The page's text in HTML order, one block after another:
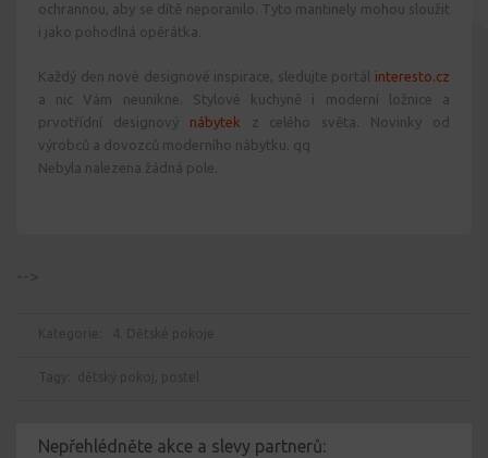
ochrannou, aby se dítě neporanilo. Tyto mantinely mohou sloužit
i jako pohodlná opěrátka.
Každý den nové designové inspirace, sledujte portál interesto.cz
a nic Vám neunikne. Stylové kuchyně i moderní ložnice a
prvotřídní designový nábytek z celého světa. Novinky od
výrobců a dovozců moderního nábytku. qq
Nebyla nalezena žádná pole.
Nepřehlédněte akce a slevy partnerů: